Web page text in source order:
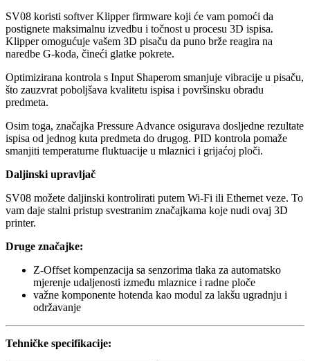
SV08 koristi softver Klipper firmware koji će vam pomoći da
postignete maksimalnu izvedbu i točnost u procesu 3D ispisa.
Klipper omogućuje vašem 3D pisaču da puno brže reagira na
naredbe G-koda, čineći glatke pokrete.
Optimizirana kontrola s Input Shaperom smanjuje vibracije u pisaču,
što zauzvrat poboljšava kvalitetu ispisa i površinsku obradu
predmeta.
Osim toga, značajka Pressure Advance osigurava dosljedne rezultate
ispisa od jednog kuta predmeta do drugog. PID kontrola pomaže
smanjiti temperaturne fluktuacije u mlaznici i grijaćoj ploči.
Daljinski upravljač
SV08 možete daljinski kontrolirati putem Wi-Fi ili Ethernet veze. To
vam daje stalni pristup svestranim značajkama koje nudi ovaj 3D
printer.
Druge značajke:
Z-Offset kompenzacija sa senzorima tlaka za automatsko
mjerenje udaljenosti između mlaznice i radne ploče
važne komponente hotenda kao modul za lakšu ugradnju i
održavanje
Tehničke specifikacije: